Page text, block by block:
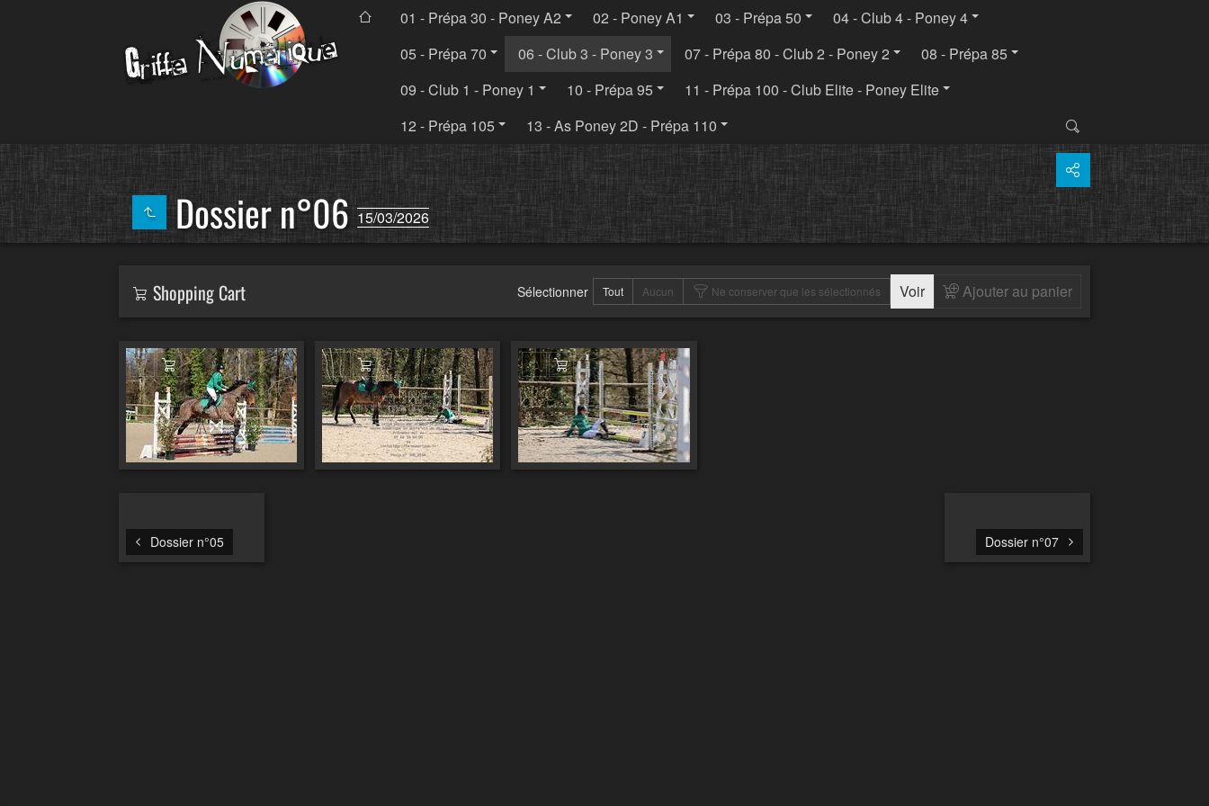
01 - Prépa 30 - Poney A2 02 - Poney A1 03 - Prépa 50
04 - Club 4 - Poney 4
05 - Prépa 70
06 - Club 3 - Poney 3 07 - Prépa 80 - Club 2 - Poney 2
08 - Prépa 85
09 - Club 1 - Poney 1
10 - Prépa 95
11 - Prépa 100 - Club Elite - Poney Elite
12 - Prépa 105
13 - As Poney 2D - Prépa 110
Dossier n°0615/03/2026
Shopping Cart Sélectionner Tout Aucun Ne conserver que les sélectionnés Voir Ajouter au panier
Ajouter au panier Ajouter au panier Ajouter au panier
Dossier n°05 Dossier n°07